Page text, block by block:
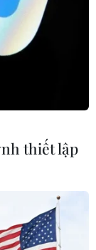
thu về
thiết lập